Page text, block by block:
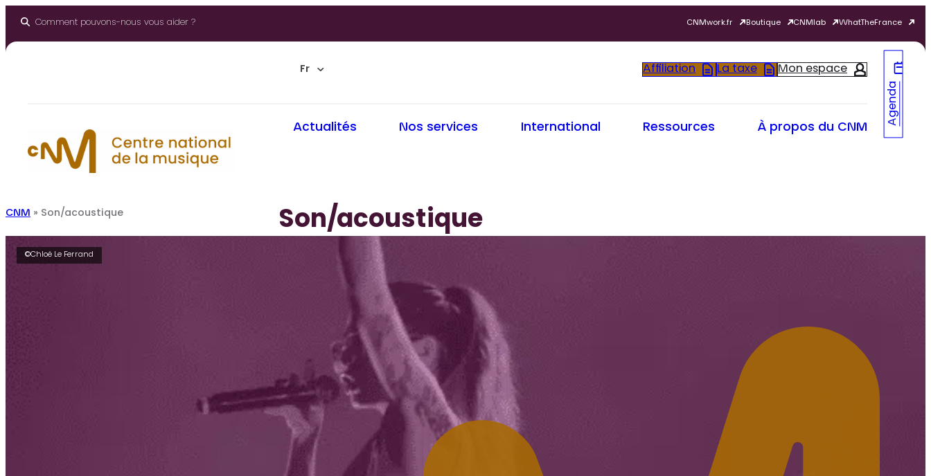
Comment pouvons-nous vous aider ? CNMwork.fr Boutique CNMlab WhatTheFrance
Fr Affiliation La taxe Mon espace
Actualités Nos services International Ressources À propos du CNM
Agenda
CNM » Son/acoustique Son/acoustique
©Chloé Le Ferrand